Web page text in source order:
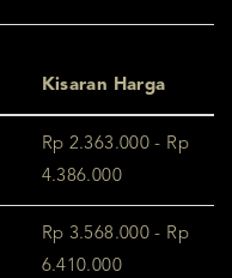
Kisaran Harga
Rp 2.363.000 - Rp
4.386.000
Rp 3.568.000 - Rp
6.410.000